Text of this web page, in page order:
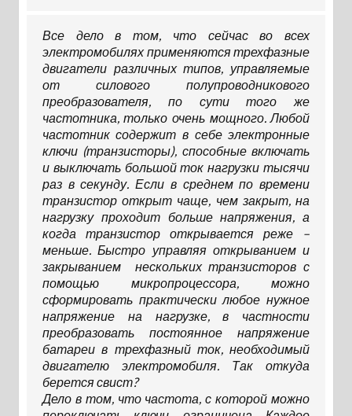
Все дело в том, что сейчас во всех
электромобилях применяются трехфазные
двигатели различных типов, управляемые
от силового полупроводникового
преобразователя, по сути того же
частотника, только очень мощного. Любой
частотник содержит в себе электронные
ключи (транзисторы), способные включать
и выключать большой ток нагрузки тысячи
раз в секунду. Если в среднем по времени
транзистор открыт чаще, чем закрыт, на
нагрузку проходит больше напряжения, а
когда транзистор открывается реже –
меньше. Быстро управляя открыванием и
закрыванием нескольких транзисторов с
помощью микропроцессора, можно
сформировать практически любое нужное
напряжение на нагрузке, в частности
преобразовать постоянное напряжение
батареи в трехфазный ток, необходимый
двигателю электромобиля. Так откуда
берется свист?
Дело в том, что частота, с которой можно